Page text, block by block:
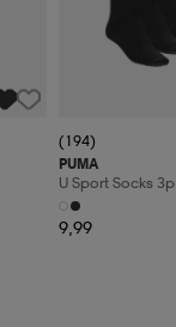
(194)
PUMA
U Sport Socks 3p
9,99